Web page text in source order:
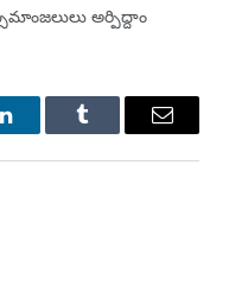
అర్పిద్దాం
LinkedInTumblr Email